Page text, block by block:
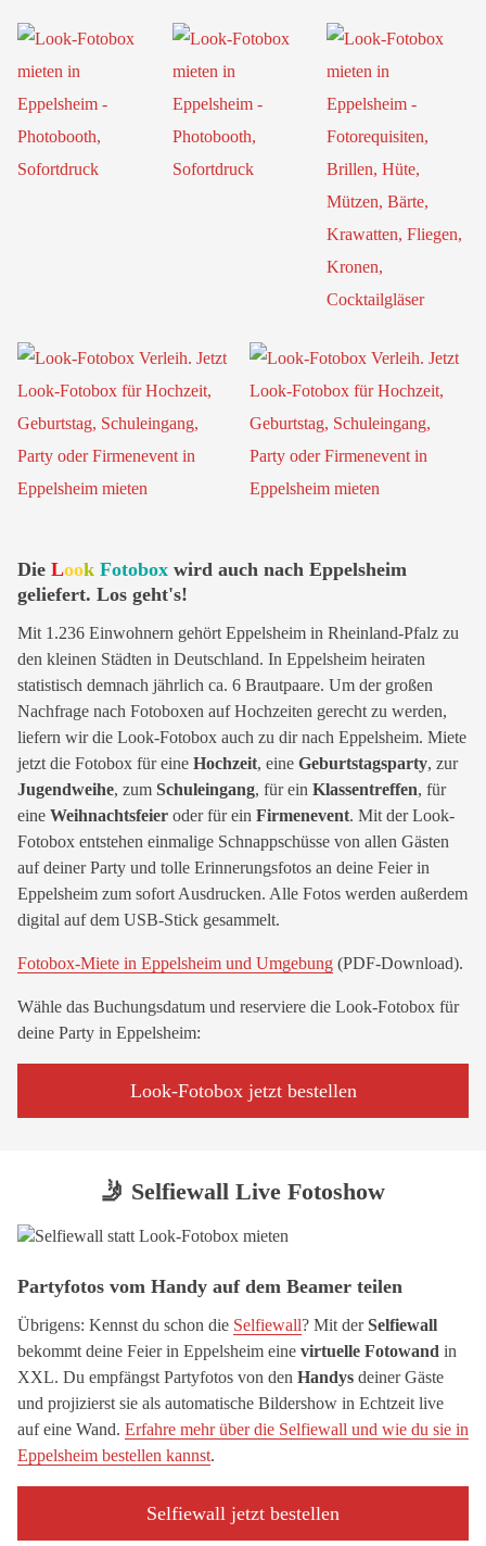
Die Look Fotobox wird auch nach Eppelsheim
geliefert. Los geht's!
Mit 1.236 Einwohnern gehört Eppelsheim in Rheinland-Pfalz zu
den kleinen Städten in Deutschland. In Eppelsheim heiraten
statistisch demnach jährlich ca. 6 Brautpaare. Um der großen
Nachfrage nach Fotoboxen auf Hochzeiten gerecht zu werden,
liefern wir die Look-Fotobox auch zu dir nach Eppelsheim. Miete
jetzt die Fotobox für eine Hochzeit, eine Geburtstagsparty, zur
Jugendweihe, zum Schuleingang, für ein Klassentreffen, für
eine Weihnachtsfeier oder für ein Firmenevent. Mit der Look-
Fotobox entstehen einmalige Schnappschüsse von allen Gästen
auf deiner Party und tolle Erinnerungsfotos an deine Feier in
Eppelsheim zum sofort Ausdrucken. Alle Fotos werden außerdem
digital auf dem USB-Stick gesammelt.
Fotobox-Miete in Eppelsheim und Umgebung (PDF-Download).
Wähle das Buchungsdatum und reserviere die Look-Fotobox für
deine Party in Eppelsheim:
Look-Fotobox jetzt bestellen
🤳 Selfiewall Live Fotoshow
Partyfotos vom Handy auf dem Beamer teilen
Übrigens: Kennst du schon die Selfiewall? Mit derSelfiewall
bekommt deine Feier in Eppelsheim eine virtuelle Fotowand in
XXL. Du empfängst Partyfotos von den Handys deiner Gäste
und projizierst sie als automatische Bildershow in Echtzeit live
auf eine Wand. Erfahre mehr über die Selfiewall und wie du sie in
Eppelsheim bestellen kannst.
Selfiewall jetzt bestellen